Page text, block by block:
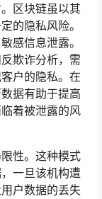
区块链虽以其
的隐私风险。
感信息泄露。
欺诈分析，需
户的隐私。在
据有助于提高
着被泄露的风
性。这种模式
一旦该机构遭
户数据的丢失